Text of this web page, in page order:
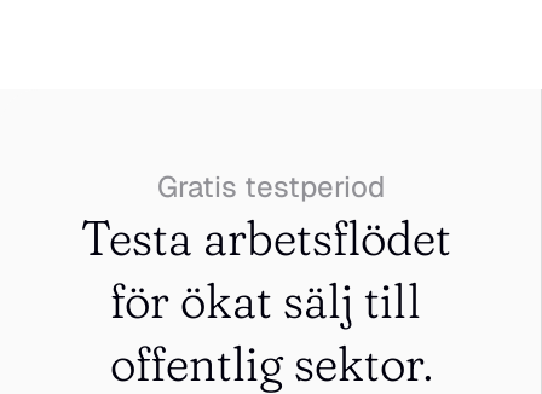
Gratis testperiod
Testa arbetsflödet
för ökat sälj till
offentlig sektor.